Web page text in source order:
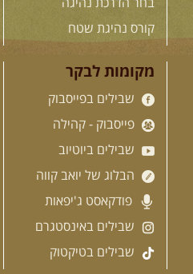
. הדרכות
21.08.2026 שישי- קורס נהיגת
שטח בקבוצה
נהיגת שטח יכולה להיות חוויה נהדרת
אם לומדים לעשות אותה ...[המשך]
04.09.2026 שישי- מוסמך שטח
"במשך עשר שנות טיולים הייתי מצטרף
לכל מיני קבוצות ומועדונים. ...
בחר הדרכת נהיגה
קורס נהיגת שטח
מקומות לבקר
שבילים בפייסבוק
פייסבוק - קהילה
שבילים ביוטיוב
הבלוג של יואב קווה
פודקאסט ג'יפאות
שבילים באינסטגרם
שבילים בטיקטוק